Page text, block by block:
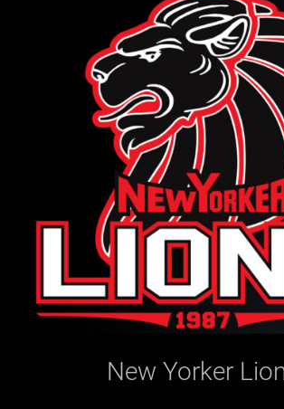
New Yorker